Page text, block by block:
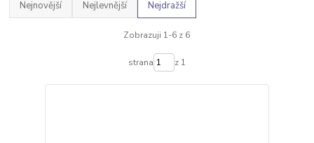
Nejnovější Nejlevnější Nejdražší
Zobrazuji 1-6 z 6
strana z 1